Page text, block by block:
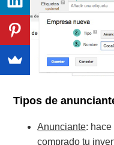
Tipos de
Anunciante:
comprado tu